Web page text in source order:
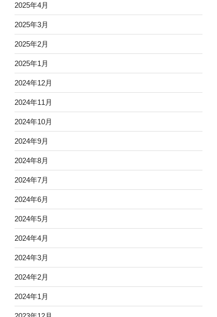
2025年4月
2025年3月
2025年2月
2025年1月
2024年12月
2024年11月
2024年10月
2024年9月
2024年8月
2024年7月
2024年6月
2024年5月
2024年4月
2024年3月
2024年2月
2024年1月